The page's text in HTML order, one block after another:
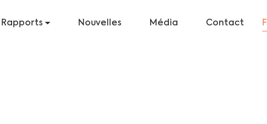
Rapports Nouvelles Média Contact